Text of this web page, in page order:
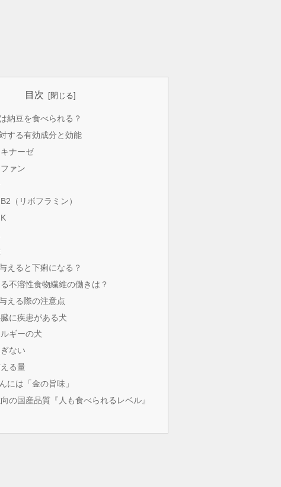
目次
納豆を食べられる？
する有効成分と効能
ナーゼ
ァン
（リボフラミン）
えると下痢になる？
不溶性食物繊維の働きは？
える際の注意点
に疾患がある犬
ギーの犬
ない
る量
には「金の旨味」
の国産品質『人も食べられるレベル』